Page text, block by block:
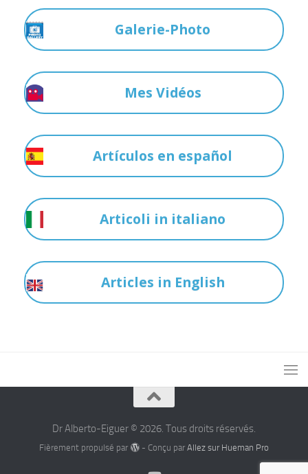
Galerie-Photo
Mes Vidéos
Artículos en español
Articoli in italiano
Articles in English
Dr Alberto-Eiguer © 2026. Tous droits réservés.
Fièrement propulsé par - Conçu par Allez sur Hueman Pro